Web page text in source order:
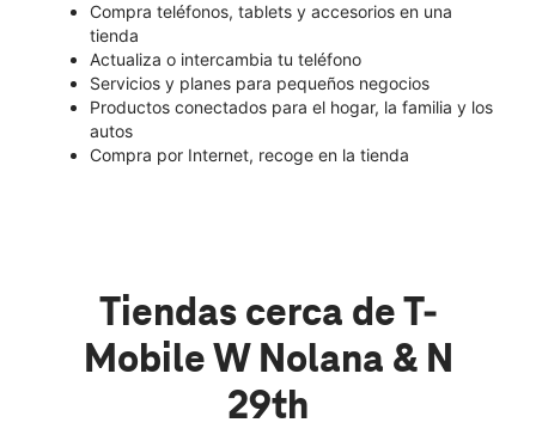
Compra teléfonos, tablets y accesorios en una
tienda
Actualiza o intercambia tu teléfono
Servicios y planes para pequeños negocios
Productos conectados para el hogar, la familia y los
autos
Compra por Internet, recoge en la tienda
Tiendas cerca de T-
Mobile W Nolana & N
29th